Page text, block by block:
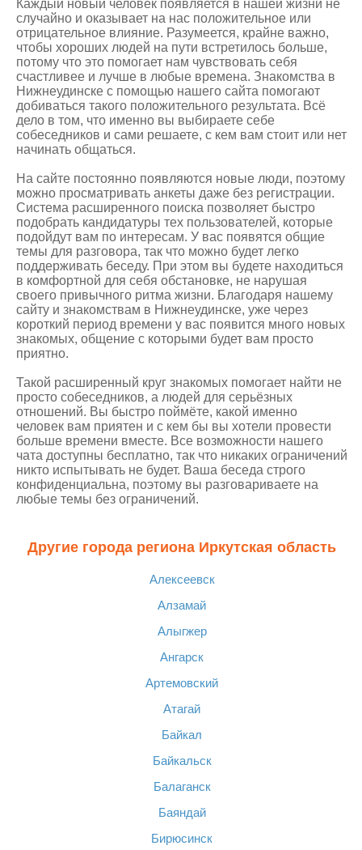
Каждый новый человек появляется в нашей жизни не
случайно и оказывает на нас положительное или
отрицательное влияние. Разумеется, крайне важно,
чтобы хороших людей на пути встретилось больше,
потому что это помогает нам чувствовать себя
счастливее и лучше в любые времена. Знакомства в
Нижнеудинске с помощью нашего сайта помогают
добиваться такого положительного результата. Всё
дело в том, что именно вы выбираете себе
собеседников и сами решаете, с кем вам стоит или нет
начинать общаться.
На сайте постоянно появляются новые люди, поэтому
можно просматривать анкеты даже без регистрации.
Система расширенного поиска позволяет быстро
подобрать кандидатуры тех пользователей, которые
подойдут вам по интересам. У вас появятся общие
темы для разговора, так что можно будет легко
поддерживать беседу. При этом вы будете находиться
в комфортной для себя обстановке, не нарушая
своего привычного ритма жизни. Благодаря нашему
сайту и знакомствам в Нижнеудинске, уже через
короткий период времени у вас появится много новых
знакомых, общение с которыми будет вам просто
приятно.
Такой расширенный круг знакомых помогает найти не
просто собеседников, а людей для серьёзных
отношений. Вы быстро поймёте, какой именно
человек вам приятен и с кем бы вы хотели провести
больше времени вместе. Все возможности нашего
чата доступны бесплатно, так что никаких ограничений
никто испытывать не будет. Ваша беседа строго
конфиденциальна, поэтому вы разговариваете на
любые темы без ограничений.
Другие города региона Иркутская область
Алексеевск
Алзамай
Алыгжер
Ангарск
Артемовский
Атагай
Байкал
Байкальск
Балаганск
Баяндай
Бирюсинск